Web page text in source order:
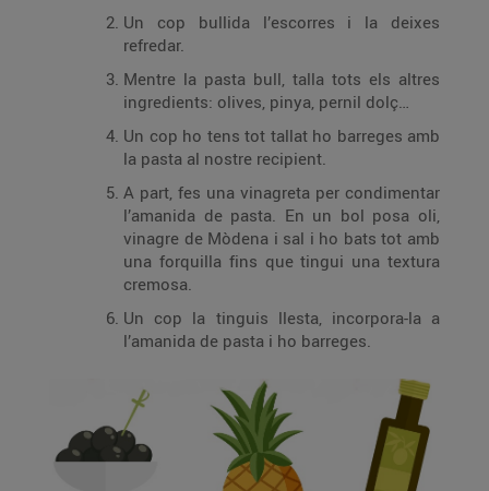
Un cop bullida l’escorres i la deixes
refredar.
Mentre la pasta bull, talla tots els altres
ingredients: olives, pinya, pernil dolç…
Un cop ho tens tot tallat ho barreges amb
la pasta al nostre recipient.
A part, fes una vinagreta per condimentar
l’amanida de pasta. En un bol posa oli,
vinagre de Mòdena i sal i ho bats tot amb
una forquilla fins que tingui una textura
cremosa.
Un cop la tinguis llesta, incorpora-la a
l’amanida de pasta i ho barreges.